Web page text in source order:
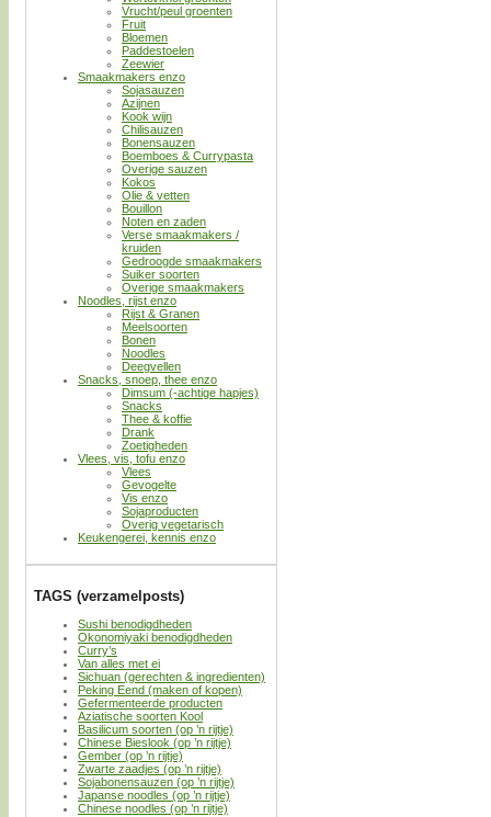
Vrucht/peul groenten
Fruit
Bloemen
Paddestoelen
Zeewier
Smaakmakers enzo
Sojasauzen
Azijnen
Kook wijn
Chilisauzen
Bonensauzen
Boemboes & Currypasta
Overige sauzen
Kokos
Olie & vetten
Bouillon
Noten en zaden
Verse smaakmakers /
kruiden
Gedroogde smaakmakers
Suiker soorten
Overige smaakmakers
Noodles, rijst enzo
Rijst & Granen
Meelsoorten
Bonen
Noodles
Deegvellen
Snacks, snoep, thee enzo
Dimsum (-achtige hapjes)
Snacks
Thee & koffie
Drank
Zoetigheden
Vlees, vis, tofu enzo
Vlees
Gevogelte
Vis enzo
Sojaproducten
Overig vegetarisch
Keukengerei, kennis enzo
TAGS (verzamelposts)
Sushi benodigdheden
Okonomiyaki benodigdheden
Curry’s
Van alles met ei
Sichuan (gerechten & ingredienten)
Peking Eend (maken of kopen)
Gefermenteerde producten
Aziatische soorten Kool
Basilicum soorten (op ’n rijtje)
Chinese Bieslook (op ’n rijtje)
Gember (op ’n rijtje)
Zwarte zaadjes (op ’n rijtje)
Sojabonensauzen (op ’n rijtje)
Japanse noodles (op ’n rijtje)
Chinese noodles (op ’n rijtje)